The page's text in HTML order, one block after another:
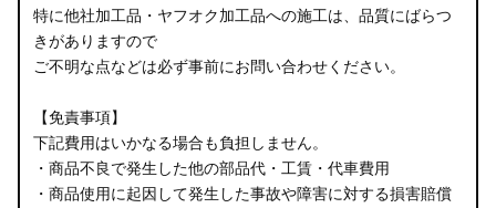
特に他社加工品・ヤフオク加工品への施工は、品質にばらつ
きがありますので
ご不明な点などは必ず事前にお問い合わせください。
【免責事項】
下記費用はいかなる場合も負担しません。
・商品不良で発生した他の部品代・工賃・代車費用
・商品使用に起因して発生した事故や障害に対する損害賠償